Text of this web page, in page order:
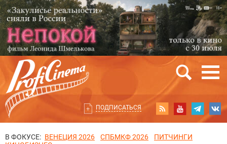
ПОДПИСАТЬСЯ
В ФОКУСЕ: ВЕНЕЦИЯ 2026 СПБМКФ 2026
ПИТЧИНГИ